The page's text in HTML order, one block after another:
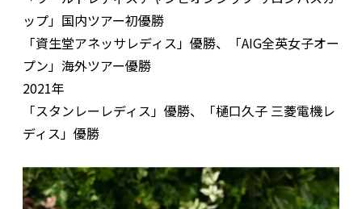
ップ」国内ツアー初優勝
「資生堂アネッサレディス」優勝、「AIG全英女子オー
プン」海外ツアー優勝
2021年
「スタンレーレディス」優勝、「樋口久子 三菱電機レ
ディス」優勝